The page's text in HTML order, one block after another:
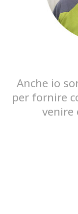
Anche io
per fornire
venire